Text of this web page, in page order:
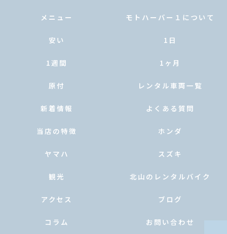
メニュー モトハーバー１について
安い 1日
1週間 1ヶ月
原付 レンタル車両一覧
新着情報 よくある質問
当店の特徴 ホンダ
ヤマハ スズキ
観光 北山のレンタルバイク
アクセス ブログ
コラム お問い合わせ